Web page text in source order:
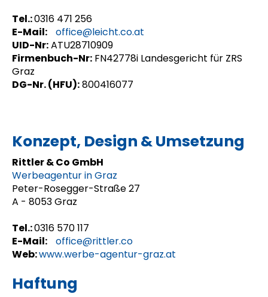
Tel.:0316 471 256
E-Mail:
office@leicht.co.at
UID-Nr:ATU28710909
Firmenbuch-Nr: FN42778i Landesgericht für ZRS
Graz
DG-Nr. (HFU):800416077
Konzept, Design & Umsetzung
Rittler & Co GmbH
Werbeagentur in Graz
Peter-Rosegger-Straße 27
A - 8053 Graz
Tel.:0316 570 117
E-Mail:
office@rittler.co
Web:www.werbe-agentur-graz.at
Haftung